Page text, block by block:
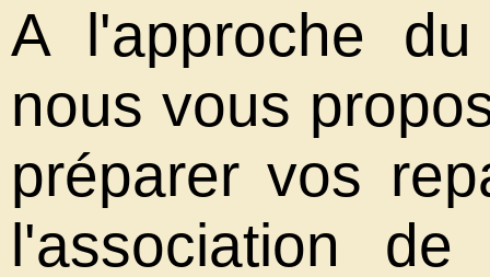
A l'approche
nous vous
préparer vos
l'association